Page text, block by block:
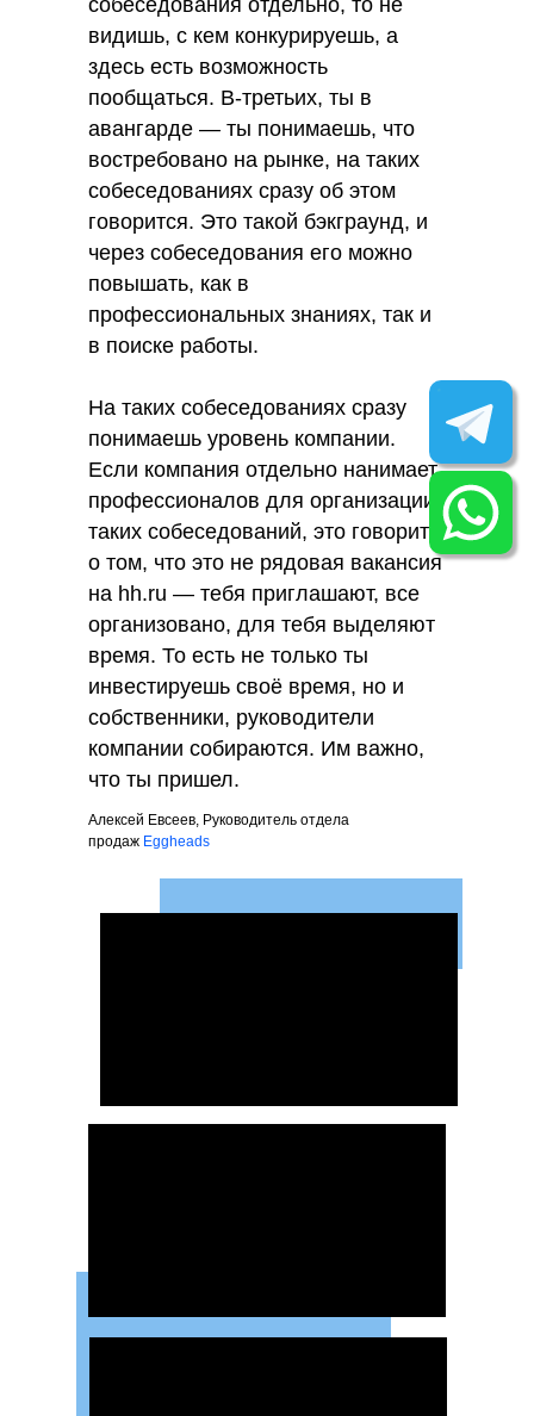
собеседования отдельно, то не
видишь, с кем конкурируешь, а
здесь есть возможность
пообщаться. В-третьих, ты в
авангарде — ты понимаешь, что
востребовано на рынке, на таких
собеседованиях сразу об этом
говорится. Это такой бэкграунд, и
через собеседования его можно
повышать, как в
профессиональных знаниях, так и
в поиске работы.
На таких собеседованиях сразу
понимаешь уровень компании.
Если компания отдельно нанимает
профессионалов для организации
таких собеседований, это говорит
о том, что это не рядовая вакансия
на hh.ru — тебя приглашают, все
организовано, для тебя выделяют
время. То есть не только ты
инвестируешь своё время, но и
собственники, руководители
компании собираются. Им важно,
что ты пришел.
Алексей Евсеев, Руководитель отдела
продаж Eggheads